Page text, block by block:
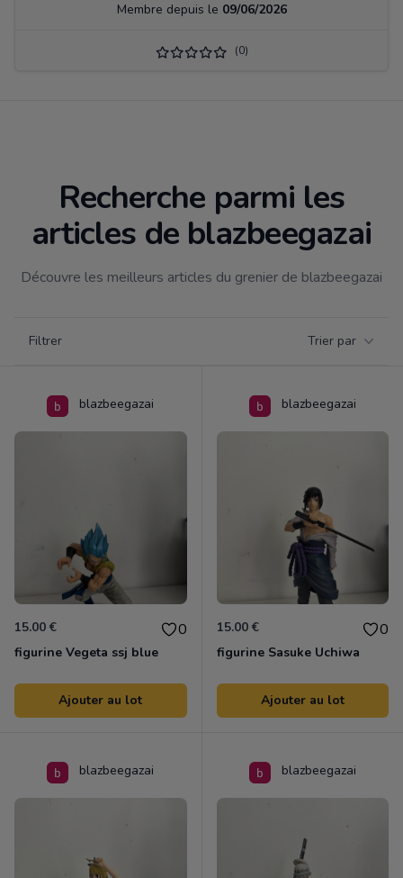
Membre depuis le 09/06/2026
(0)
Recherche parmi les
articles de blazbeegazai
Découvre les meilleurs articles du grenier de blazbeegazai
Filtrer Trier par
blazbeegazai
15.00 € 0
figurine Vegeta ssj blue
Ajouter au lot
blazbeegazai
15.00 € 0
figurine Sasuke Uchiwa
Ajouter au lot
blazbeegazai blazbeegazai